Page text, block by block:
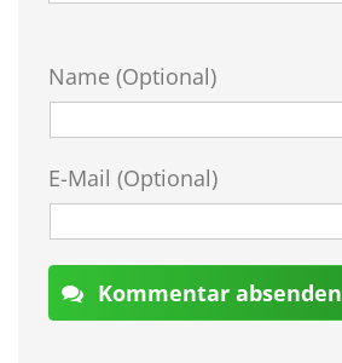
Name (Optional)
E-Mail (Optional)
Kommentar absenden